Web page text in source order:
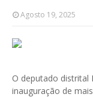
Agosto 19, 2025
O deputado distrital
inauguração de